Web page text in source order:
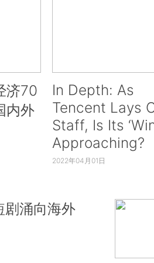
济70
内外
In Depth: As
Tencent Lays
Staff, Is Its
Approaching?
2022年04月01日
剧涌向海外